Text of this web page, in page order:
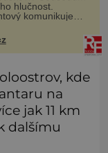
hlučnost.
komunikuje
i pro chovatele
se o nenároč
kde
na
jak 11 km
dalšímu